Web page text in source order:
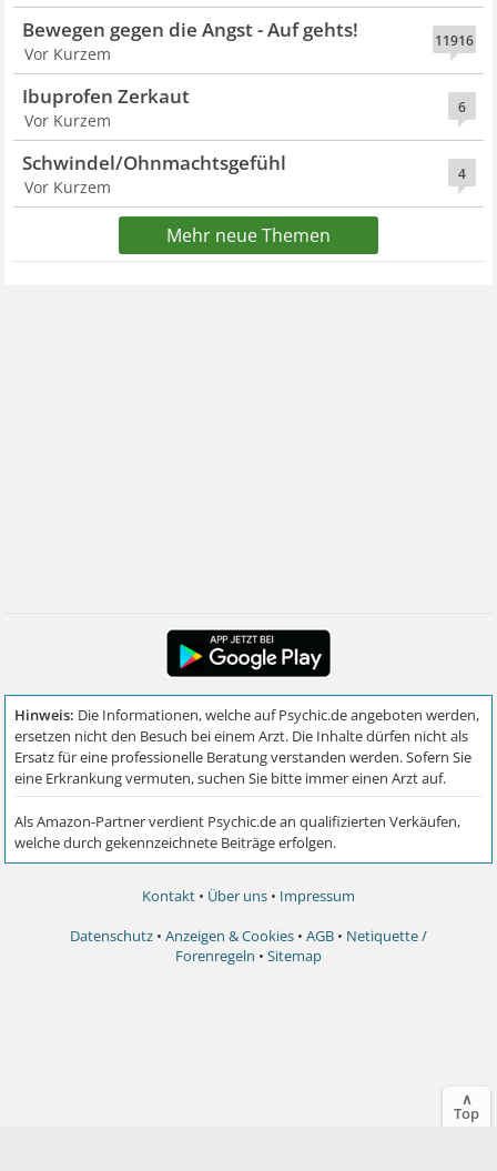
11916
Bewegen gegen die Angst - Auf gehts!
Vor Kurzem
6
Ibuprofen Zerkaut
Vor Kurzem
4
Schwindel/Ohnmachtsgefühl
Vor Kurzem
Mehr neue Themen
Kontakt • Über uns • Impressum
Datenschutz • Anzeigen & Cookies • AGB • Netiquette /
Forenregeln • Sitemap
∧
Top